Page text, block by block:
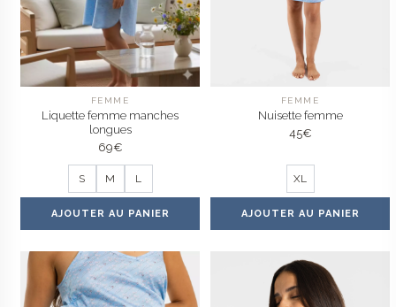
FEMME
Liquette femme manches
longues
69€
S M L
AJOUTER AU PANIER
FEMME
Nuisette femme
45€
XL
AJOUTER AU PANIER